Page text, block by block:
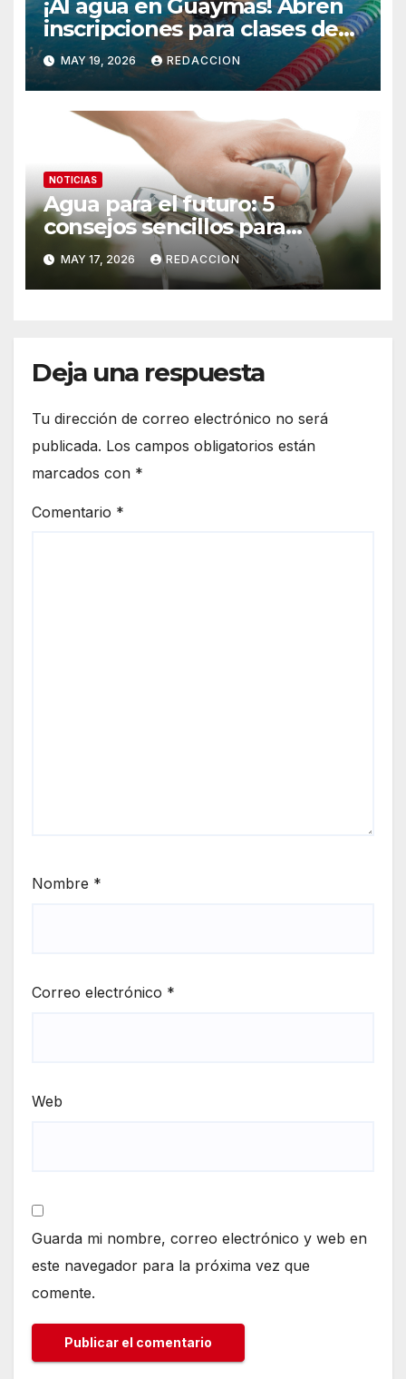
¡Al agua en Guaymas! Abren
inscripciones para clases de
natación en la Alberca
Municipal
MAY 19, 2026 REDACCION
NOTICIAS
Agua para el futuro: 5
consejos sencillos para
ahorrar agua en el hogar
MAY 17, 2026 REDACCION
Deja una respuesta
Tu dirección de correo electrónico no será
publicada. Los campos obligatorios están
marcados con *
Comentario *
Nombre *
Correo electrónico *
Web
Guarda mi nombre, correo electrónico y web en
este navegador para la próxima vez que
comente.